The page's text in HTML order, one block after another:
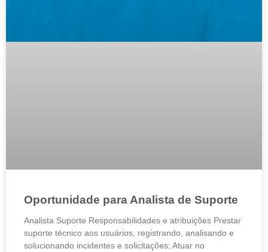
Oportunidade para Analista de Suporte
Analista Suporte Responsabilidades e atribuições Prestar
suporte técnico aos usuários, registrando, analisando e
solucionando incidentes e solicitações; Atuar no